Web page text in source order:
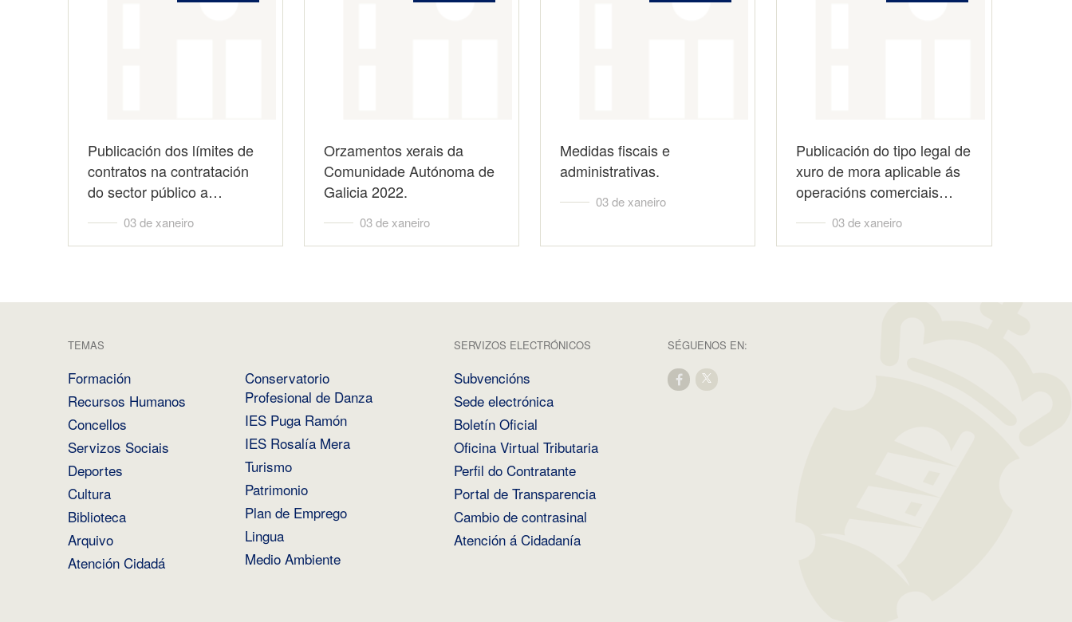
Publicación dos límites de
contratos na contratación
do sector público a…
03 de xaneiro
Orzamentos xerais da
Comunidade Autónoma de
Galicia 2022.
03 de xaneiro
Medidas fiscais e
administrativas.
03 de xaneiro
Publicación do tipo legal de
xuro de mora aplicable ás
operacións comerciais…
03 de xaneiro
TEMAS
Formación
Recursos Humanos
Concellos
Servizos Sociais
Deportes
Cultura
Biblioteca
Arquivo
Atención Cidadá
Conservatorio
Profesional de Danza
IES Puga Ramón
IES Rosalía Mera
Turismo
Patrimonio
Plan de Emprego
Lingua
Medio Ambiente
SERVIZOS ELECTRÓNICOS
Subvencións
Sede electrónica
Boletín Oficial
Oficina Virtual Tributaria
Perfil do Contratante
Portal de Transparencia
Cambio de contrasinal
Atención á Cidadanía
SÉGUENOS EN: